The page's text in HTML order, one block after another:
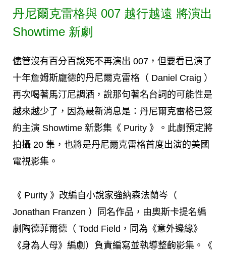
丹尼爾克雷格與 007 越行越遠 將演出
Showtime 新劇
儘管沒有百分百說死不再演出 007，但要看已演了
十年詹姆斯龐德的丹尼爾克雷格（ Daniel Craig ）
再次喝著馬汀尼調酒，說那句著名台詞的可能性是
越來越少了，因為最新消息是：丹尼爾克雷格已簽
約主演 Showtime 新影集《 Purity 》。此劇預定將
拍攝 20 集，也將是丹尼爾克雷格首度出演的美國
電視影集。
《 Purity 》改編自小說家強納森法蘭岑（
Jonathan Franzen ）同名作品，由奧斯卡提名編
劇陶德菲爾德（ Todd Field，同為《意外邊緣》
《身為人母》編劇）負責編寫並執導整齣影集。《